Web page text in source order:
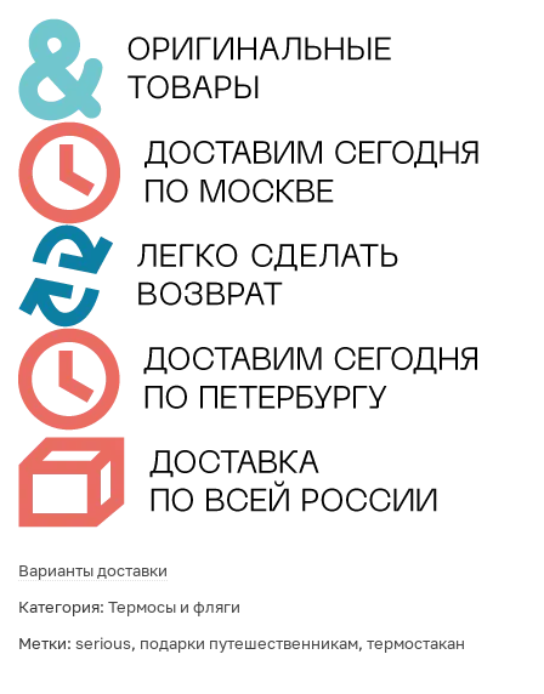
Варианты доставки
Категория: Термосы и фляги
Метки: serious, подарки путешественникам, термостакан